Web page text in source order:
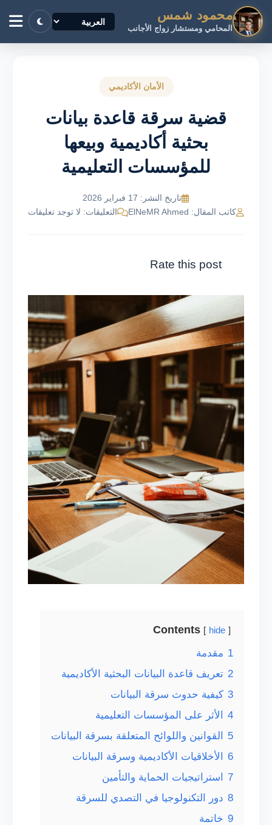
محمود شمس
المحامي ومستشار زواج الأجانب
الأمان الأكاديمي
قضية سرقة قاعدة بيانات
بحثية أكاديمية وبيعها
للمؤسسات التعليمية
تاريخ النشر: 17 فبراير 2026
كاتب المقال: ElNeMR Ahmed
التعليقات: لا توجد تعليقات
Rate this post
Contents hide
1 مقدمة
2 تعريف قاعدة البيانات البحثية الأكاديمية
3 كيفية حدوث سرقة البيانات
4
الأثر على المؤسسات التعليمية
5
القوانين واللوائح المتعلقة بسرقة البيانات
6
الأخلاقيات الأكاديمية وسرقة البيانات
7
استراتيجيات الحماية والتأمين
8 دور التكنولوجيا في التصدي للسرقة
9 خاتمة